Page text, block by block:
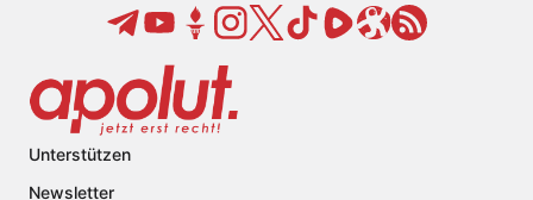
Unterstützen
Newsletter